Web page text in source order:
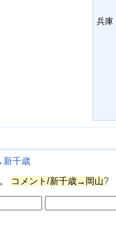
兵庫
新千歳
コメント/新千歳→岡山?